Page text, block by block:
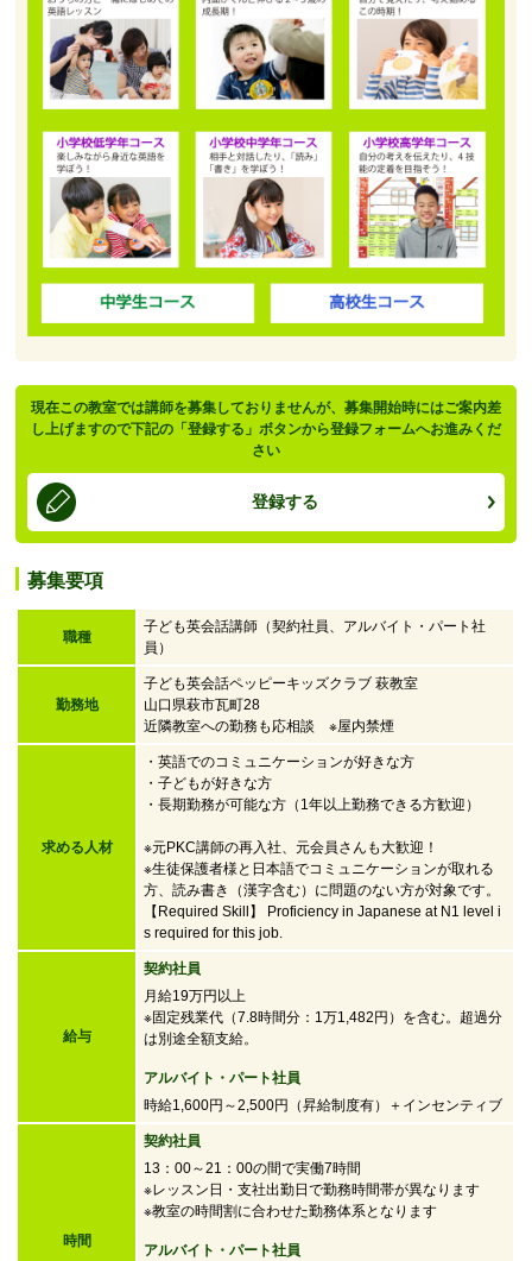
現在この教室では講師を募集しておりませんが、募集開始時にはご案内差
し上げますので下記の「登録する」ボタンから登録フォームへお進みくだ
さい
登録する
募集要項
職種
子ども英会話講師（契約社員、アルバイト・パート社
員）
勤務地
子ども英会話ペッピーキッズクラブ 萩教室
山口県萩市瓦町28
近隣教室への勤務も応相談 ※屋内禁煙
求める人材
・英語でのコミュニケーションが好きな方
・子どもが好きな方
・長期勤務が可能な方（1年以上勤務できる方歓迎）
※元PKC講師の再入社、元会員さんも大歓迎！
※生徒保護者様と日本語でコミュニケーションが取れる
方、読み書き（漢字含む）に問題のない方が対象です。
【Required Skill】 Proficiency in Japanese at N1 level i
s required for this job.
給与
契約社員
月給19万円以上
※固定残業代（7.8時間分：1万1,482円）を含む。超過分
は別途全額支給。
アルバイト・パート社員
時給1,600円～2,500円
（昇給制度有）＋インセンティブ
時間
契約社員
13：00～21：00の間で実働7時間
※レッスン日・支社出勤日で勤務時間帯が異なります
※教室の時間割に合わせた勤務体系となります
アルバイト・パート社員